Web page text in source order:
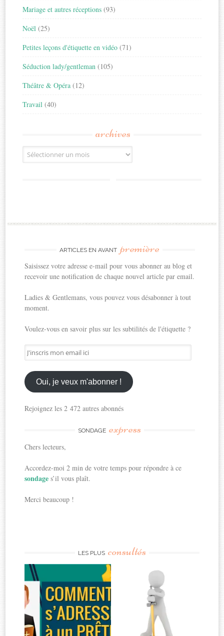
Mariage et autres réceptions (93)
Noël (25)
Petites leçons d'étiquette en vidéo (71)
Séduction lady/gentleman (105)
Théâtre & Opéra (12)
Travail (40)
archives
Archives
ARTICLES EN AVANT première
Saisissez votre adresse e-mail pour vous abonner au blog et
recevoir une notification de chaque nouvel article par email.
Ladies & Gentlemans, vous pouvez vous désabonner à tout
moment.
Voulez-vous en savoir plus sur les subtilités de l'étiquette ?
J'inscris
mon
email
ici
Oui, je veux m'abonner !
Rejoignez les 2 472 autres abonnés
SONDAGE express
Chers lecteurs,
Accordez-moi 2 min de votre temps pour répondre à ce
sondages’il vous plaît.
Merci beaucoup !
LES PLUS consultés